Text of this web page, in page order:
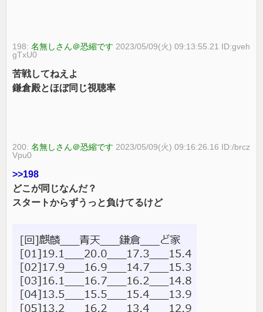
198:名無しさん＠恐縮です 2023/05/09(火) 09:13:55.21 ID:gveh
gTxU0
苦戦してねえよ
鎌倉殿とほぼ同じ視聴率
200:名無しさん＠恐縮です 2023/05/09(火) 09:16:26.16 ID:/brcz
Vpu0
>>198
どこが同じなんだ？
スタートからずうっと負けてるけど